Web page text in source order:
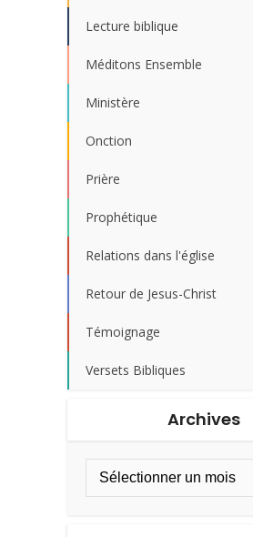
Lecture biblique
Méditons Ensemble
Ministère
Onction
Prière
Prophétique
Relations dans l'église
Retour de Jesus-Christ
Témoignage
Versets Bibliques
Archives